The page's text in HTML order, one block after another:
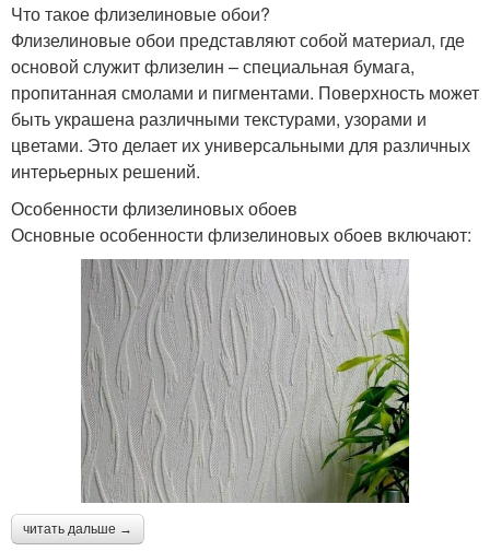
Что такое флизелиновые обои?
Флизелиновые обои представляют собой материал, где
основой служит флизелин – специальная бумага,
пропитанная смолами и пигментами. Поверхность может
быть украшена различными текстурами, узорами и
цветами. Это делает их универсальными для различных
интерьерных решений.
Особенности флизелиновых обоев
Основные особенности флизелиновых обоев включают:
читать дальше →